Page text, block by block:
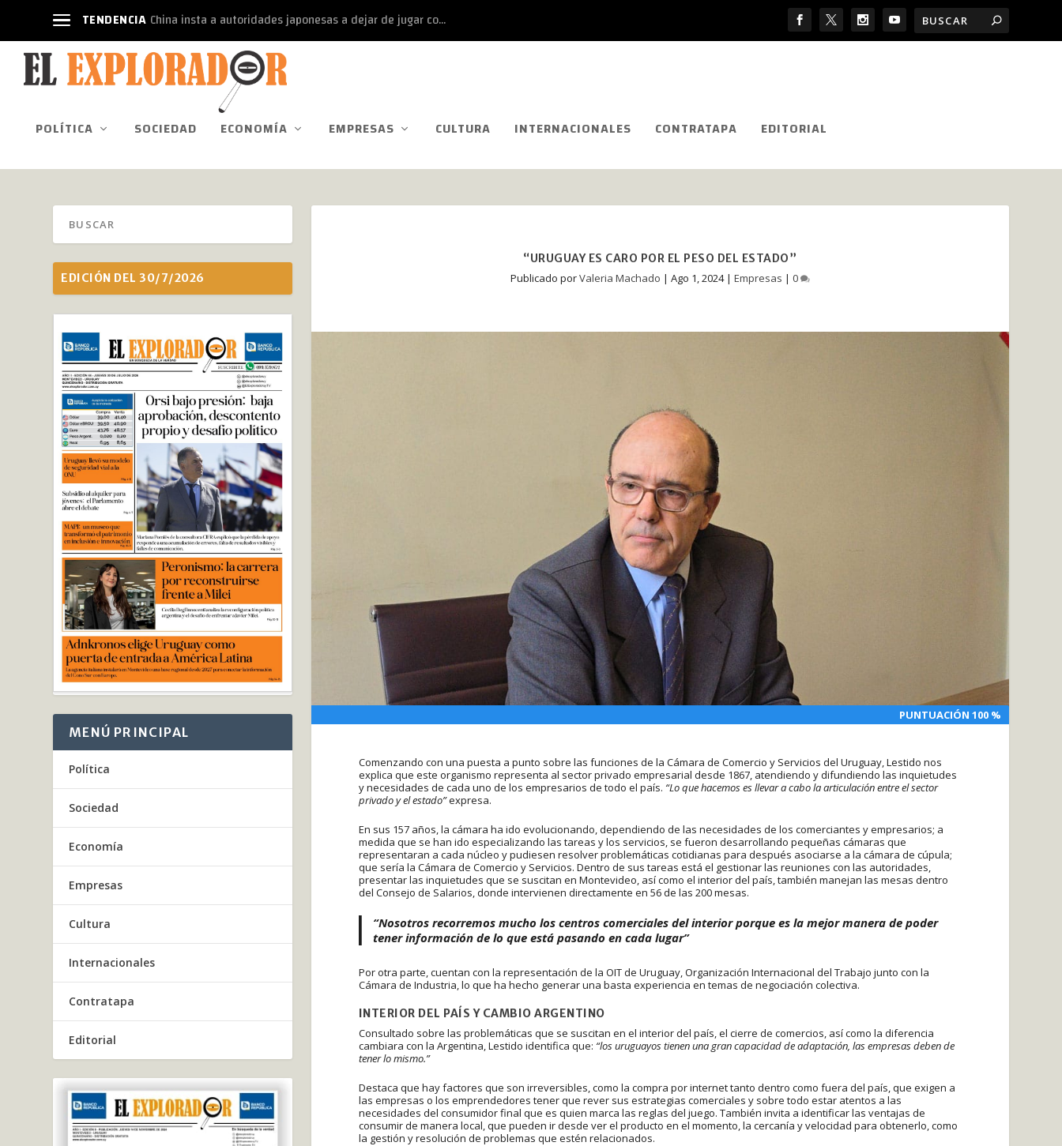
TENDENCIA China insta a autoridades japonesas a dejar de jugar co...
POLÍTICA SOCIEDAD ECONOMÍA EMPRESAS CULTURA INTERNACIONALES CONTRATAPA EDITORIAL
“URUGUAY ES CARO POR EL PESO DEL ESTADO”
Publicado porValeria Machado | Ago 1, 2024| Empresas | 0
PUNTUACIÓN 100 %
PUNTUACIÓN 100 %
Comenzando con una puesta a punto sobre las funciones de la Cámara de Comercio y Servicios del Uruguay, Lestido nos
explica que este organismo representa al sector privado empresarial desde 1867, atendiendo y difundiendo las inquietudes
y necesidades de cada uno de los empresarios de todo el país. “Lo que hacemos es llevar a cabo la articulación entre el sector
privado y el estado”expresa.
En sus 157 años, la cámara ha ido evolucionando, dependiendo de las necesidades de los comerciantes y empresarios; a
medida que se han ido especializando las tareas y los servicios, se fueron desarrollando pequeñas cámaras que
representaran a cada núcleo y pudiesen resolver problemáticas cotidianas para después asociarse a la cámara de cúpula;
que sería la Cámara de Comercio y Servicios. Dentro de sus tareas está el gestionar las reuniones con las autoridades,
presentar las inquietudes que se suscitan en Montevideo, así como el interior del país, también manejan las mesas dentro
del Consejo de Salarios, donde intervienen directamente en 56 de las 200 mesas.
“Nosotros recorremos mucho los centros comerciales del interior porque es la mejor manera de poder
tener información de lo que está pasando en cada lugar”
Por otra parte, cuentan con la representación de la OIT de Uruguay, Organización Internacional del Trabajo junto con la
Cámara de Industria, lo que ha hecho generar una basta experiencia en temas de negociación colectiva.
INTERIOR DEL PAÍS Y CAMBIO ARGENTINO
Consultado sobre las problemáticas que se suscitan en el interior del país, el cierre de comercios, así como la diferencia
cambiara con la Argentina, Lestido identifica que: “los uruguayos tienen una gran capacidad de adaptación, las empresas deben de
tener lo mismo.”
Destaca que hay factores que son irreversibles, como la compra por internet tanto dentro como fuera del país, que exigen a
las empresas o los emprendedores tener que rever sus estrategias comerciales y sobre todo estar atentos a las
necesidades del consumidor final que es quien marca las reglas del juego. También invita a identificar las ventajas de
consumir de manera local, que pueden ir desde ver el producto en el momento, la cercanía y velocidad para obtenerlo, como
la gestión y resolución de problemas que estén relacionados.
EDICIÓN DEL 30/7/2026
MENÚ PRINCIPAL
Política
Sociedad
Economía
Empresas
Cultura
Internacionales
Contratapa
Editorial